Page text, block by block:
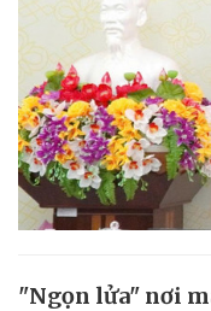
"Ngọn lửa" nơi